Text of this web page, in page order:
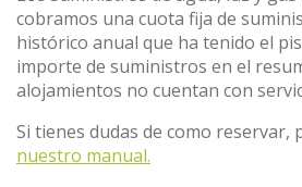
cobramos una cuota fija de
histórico anual que ha tenido el
importe de suministros en el
alojamientos no cuentan con
Si tienes dudas de como reservar,
nuestro manual.